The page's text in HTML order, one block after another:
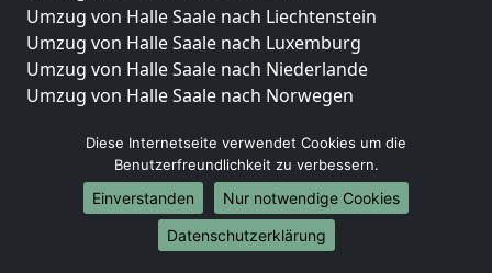
Umzug von Halle Saale nach Liechtenstein
Umzug von Halle Saale nach Luxemburg
Umzug von Halle Saale nach Niederlande
Umzug von Halle Saale nach Norwegen
Umzüge-Deutschlandweit
Umzug von Halle Saale nach Berlin
Umzug von Halle Saale nach Hamburg
Umzug von Halle Saale nach München
Umzug von Halle Saale nach Köln
Diese Internetseite verwendet Cookies um die
Benutzerfreundlichkeit zu verbessern.
Einverstanden
Nur notwendige Cookies
Datenschutzerklärung